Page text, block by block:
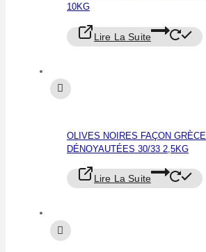
10KG
Lire La Suite
OLIVES NOIRES FAÇON GRÈCE
DÉNOYAUTÉES 30/33 2,5KG
Lire La Suite